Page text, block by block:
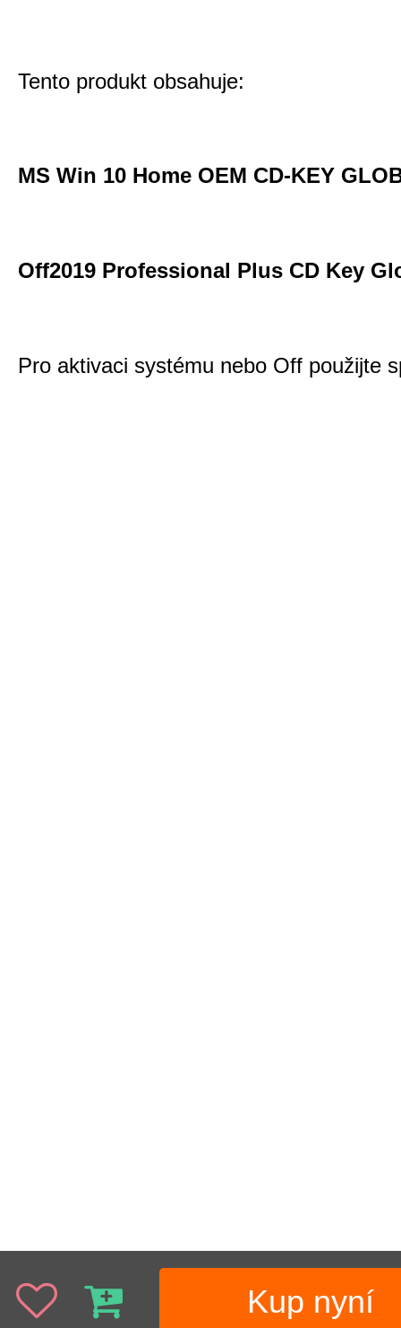
Tento produkt obsahuje:
MS Win 10 Home OEM CD-KEY
Off2019 Professional Plus CD Key
Pro aktivaci systému nebo Off použijte
Kup nyní